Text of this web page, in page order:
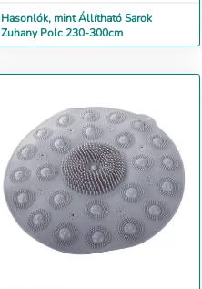
Hasonlók, mint Állítható Sarok
Zuhany Polc 230-300cm